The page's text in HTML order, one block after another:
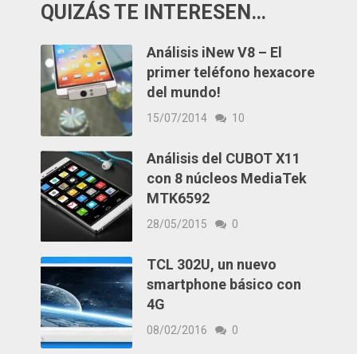
QUIZÁS TE INTERESEN…
Análisis iNew V8 – El
primer teléfono hexacore
del mundo!
15/07/2014 10
Análisis del CUBOT X11
con 8 núcleos MediaTek
MTK6592
28/05/2015 0
TCL 302U, un nuevo
smartphone básico con
4G
08/02/2016 0